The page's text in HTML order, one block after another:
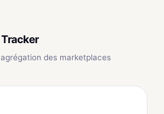
Tracker
des marketplaces